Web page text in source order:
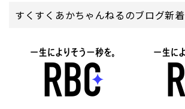
すくすくあかちゃんねるのブログ新着